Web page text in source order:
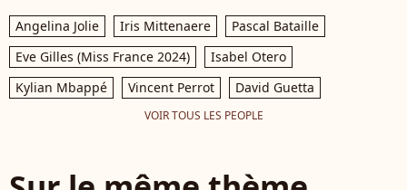
Angelina Jolie Iris Mittenaere
Pascal Bataille
Eve Gilles (Miss France 2024)
Isabel Otero
Kylian Mbappé
Vincent Perrot David Guetta
VOIR TOUS LES PEOPLE